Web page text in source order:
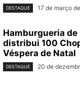
DESTAQUE 17 de março
Hamburgueria
distribui 100
Véspera de Natal
DESTAQUE 20 de